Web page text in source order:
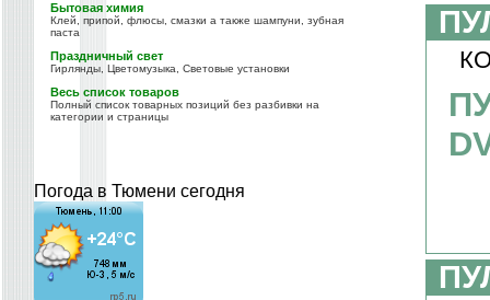
Бытовая химия
Клей, припой, флюсы, смазки а также шампуни, зубная
паста
Праздничный свет
Гирлянды, Цветомузыка, Световые установки
Весь список товаров
Полный список товарных позиций без разбивки на
категории и страницы
Погода в Тюмени сегодня